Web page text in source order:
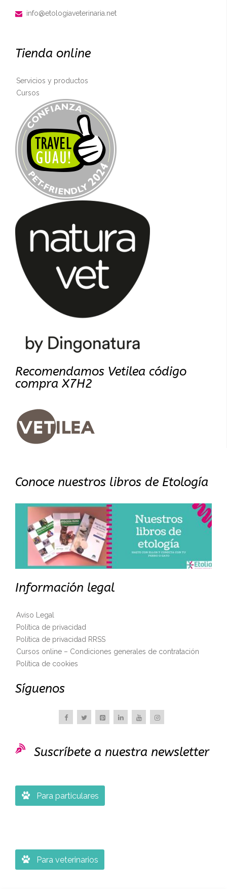
 info@etologiaveterinaria.net
Tienda online
Servicios y productos
Cursos
Recomendamos Vetilea código
compra X7H2
Conoce nuestros libros de Etología
Información legal
Aviso Legal
Política de privacidad
Política de privacidad RRSS
Cursos online – Condiciones generales de contratación
Política de cookies
Síguenos
 Suscríbete a nuestra newsletter
 Para particulares
 Para veterinarios